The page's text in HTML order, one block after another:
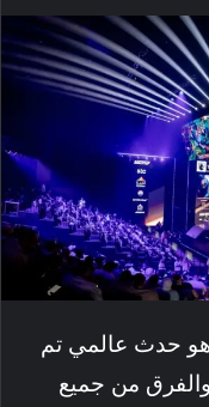
هو حدث عالمي تم
من جميع